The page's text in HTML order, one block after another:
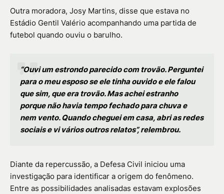
Outra moradora, Josy Martins, disse que estava no
Estádio Gentil Valério acompanhando uma partida de
futebol quando ouviu o barulho.
“Ouvi um estrondo parecido com trovão. Perguntei
para o meu esposo se ele tinha ouvido e ele falou
que sim, que era trovão. Mas achei estranho
porque não havia tempo fechado para chuva e
nem vento. Quando cheguei em casa, abri as redes
sociais e vi vários outros relatos”, relembrou.
Diante da repercussão, a Defesa Civil iniciou uma
investigação para identificar a origem do fenômeno.
Entre as possibilidades analisadas estavam explosões